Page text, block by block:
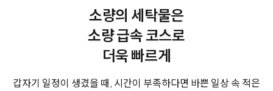
소량의 세탁물은
소량 급속 코스로
더욱 빠르게
갑자기 일정이 생겼을 때, 시간이 부족하다면 바쁜 일상 속 적은